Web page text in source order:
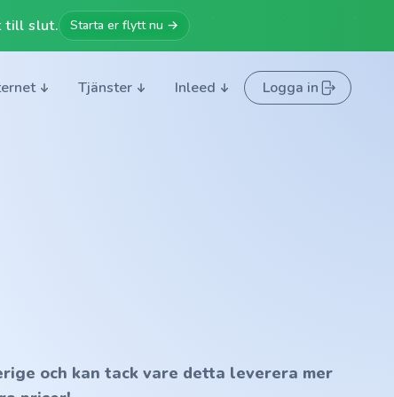
till slut. Starta er flytt nu →
Tjänster Inleed Logga in
och kan tack vare detta leverera mer